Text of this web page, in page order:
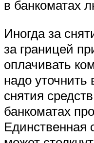
в банкоматах
Иногда за
за границей
оплачивать
надо уточнить
снятия
банкоматах
Единственная